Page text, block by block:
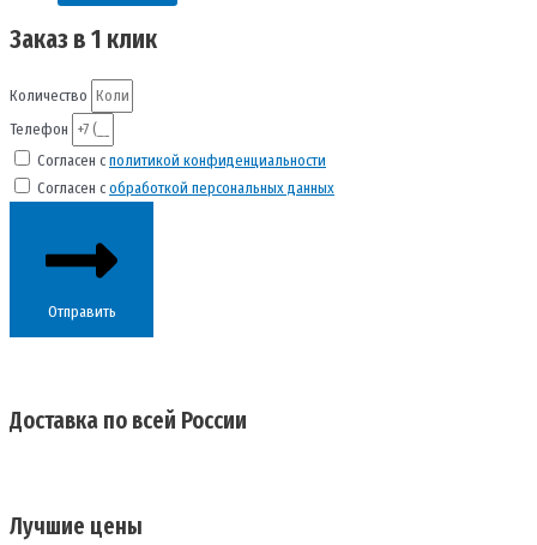
Заказ в 1 клик
Количество
Телефон
Согласен сполитикой конфиденциальности
Согласен собработкой персональных данных
Отправить
Доставка по всей России
Лучшие цены